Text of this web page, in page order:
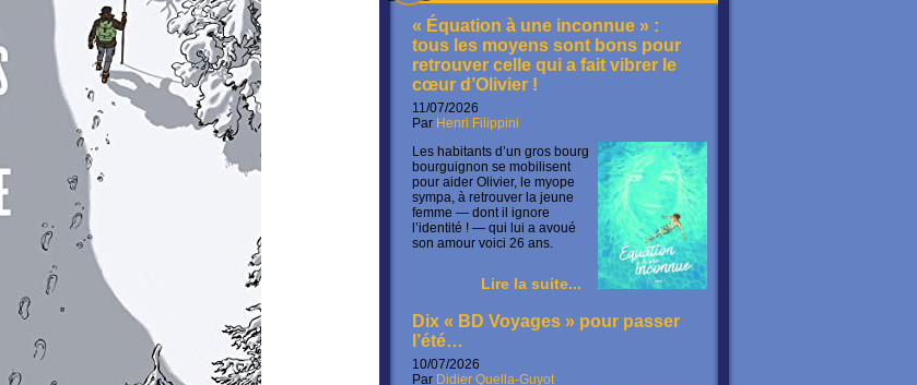
« Équation à une inconnue » :
tous les moyens sont bons pour
retrouver celle qui a fait vibrer le
cœur d’Olivier !
11/07/2026
Par Henri Filippini
Les habitants d’un gros bourg
bourguignon se mobilisent
pour aider Olivier, le myope
sympa, à retrouver la jeune
femme — dont il ignore
l’identité ! — qui lui a avoué
son amour voici 26 ans.
Lire la suite...
Dix « BD Voyages » pour passer
l’été…
10/07/2026
Par Didier Quella-Guyot